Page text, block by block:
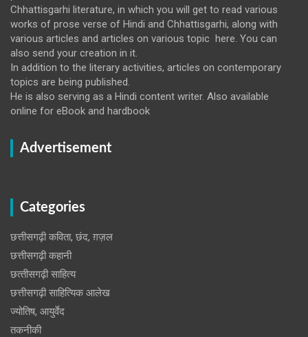
Chhattisgarhi literature, in which you will get to read various
works of prose verse of Hindi and Chhattisgarhi, along with
various articles and articles on various topic here. You can
also send your creation in it.
In addition to the literary activities, articles on contemporary
topics are being published.
He is also serving as a Hindi content writer. Also available
online for eBook and hardbook
Advertisement
Categories
छत्तीसगढ़ी कविता, छंद, ग़ज़ल
छत्तीसगढ़ी कहानी
छत्‍तीसगढ़ी साहित्‍य
छत्तीसगढ़ी साहित्यिक आलेख
ज्योतिष, आयुर्वेद
तकनीकी